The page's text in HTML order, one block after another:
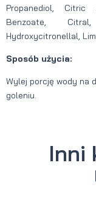
Propanediol, Citric
Benzoate,
Hydroxycitronellal,
Sposób użycia:
Wylej porcję wody na
goleniu.
Inni